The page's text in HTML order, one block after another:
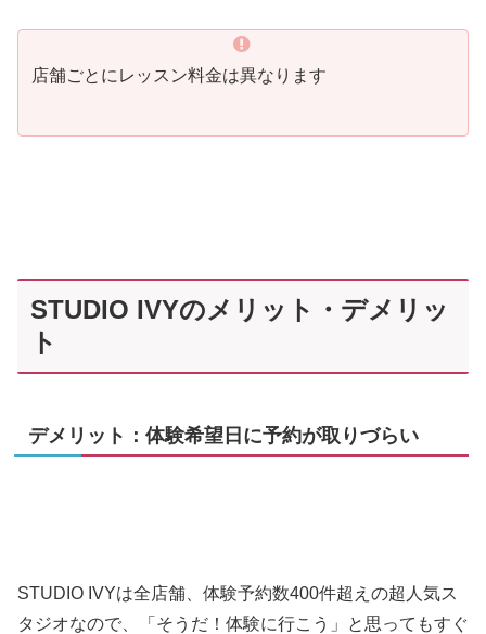
店舗ごとにレッスン料金は異なります
STUDIO IVYのメリット・デメリッ
ト
デメリット：体験希望日に予約が取りづらい
STUDIO IVYは全店舗、体験予約数400件超えの超人気ス
タジオなので、「そうだ！体験に行こう」と思ってもすぐ